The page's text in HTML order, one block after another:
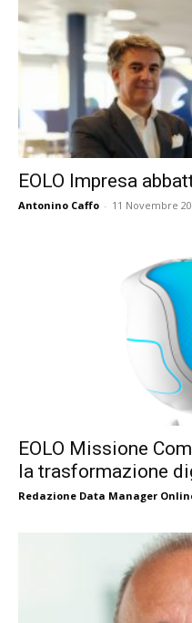
EOLO Impresa
Antonino Caffo - 11 Novembre
EOLO Missione
la trasformazione
Redazione Data Manager